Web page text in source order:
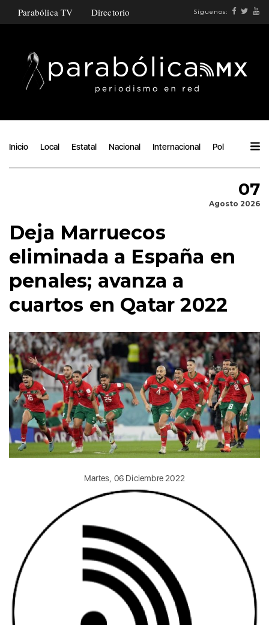
Parabólica TV Directorio Síguenos:
Inicio Local Estatal Nacional Internacional Política
07
Agosto 2026
Deja Marruecos
eliminada a España en
penales; avanza a
cuartos en Qatar 2022
Martes, 06 Diciembre 2022